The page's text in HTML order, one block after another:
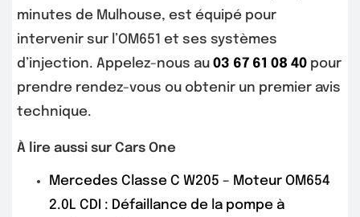
minutes de Mulhouse, est équipé pour
intervenir sur l’OM651 et ses systèmes
d’injection. Appelez-nous au 03 67 61 08 40 pour
prendre rendez-vous ou obtenir un premier avis
technique.
À lire aussi sur Cars One
Mercedes Classe C W205 – Moteur OM654
2.0L CDI : Défaillance de la pompe à